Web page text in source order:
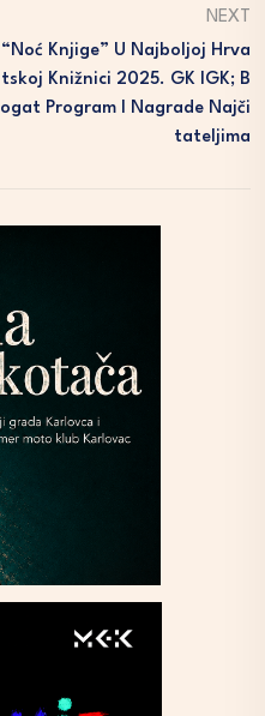
NEXT
“Noć Knjige” U Najboljoj Hrva
Tskoj Knižnici 2025. GK IGK; B
Ogat Program I Nagrade Najči
Tateljima